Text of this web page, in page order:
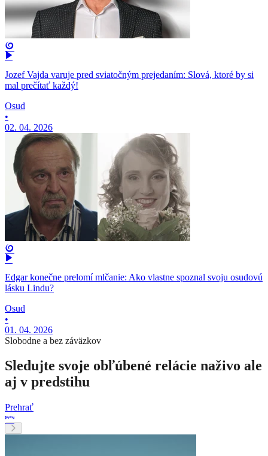
Jozef Vajda varuje pred sviatočným prejedaním: Slová, ktoré by si
mal prečítať každý!
Osud
•
02. 04. 2026
Edgar konečne prelomí mlčanie: Ako vlastne spoznal svoju osudovú
lásku Lindu?
Osud
•
01. 04. 2026
Slobodne a bez záväzkov
Sledujte svoje obľúbené relácie naživo ale
aj v predstihu
Prehrať